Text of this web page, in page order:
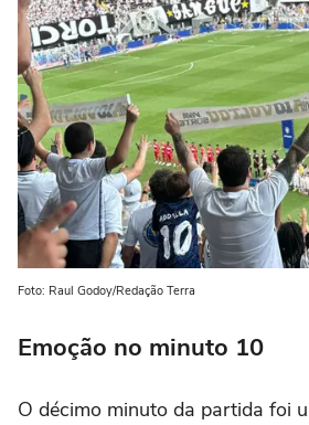
Foto: Raul Godoy/Redação Terra
Emoção no minuto 10
O décimo minuto da partida foi